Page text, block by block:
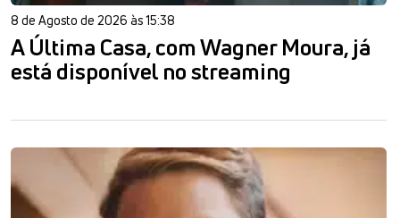
8 de Agosto de 2026 às 15:38
A Última Casa, com Wagner Moura, já
está disponível no streaming